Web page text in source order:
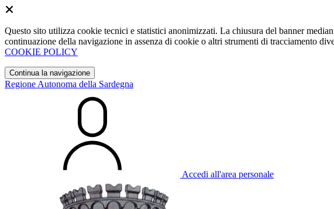
Questo sito utilizza cookie tecnici e statistici anonimizzati. La chiusura del banner
continuazione della navigazione in assenza di cookie o altri strumenti di tracciamento
COOKIE POLICY
Continua la navigazione
Regione Autonoma della Sardegna
Accedi all'area personale